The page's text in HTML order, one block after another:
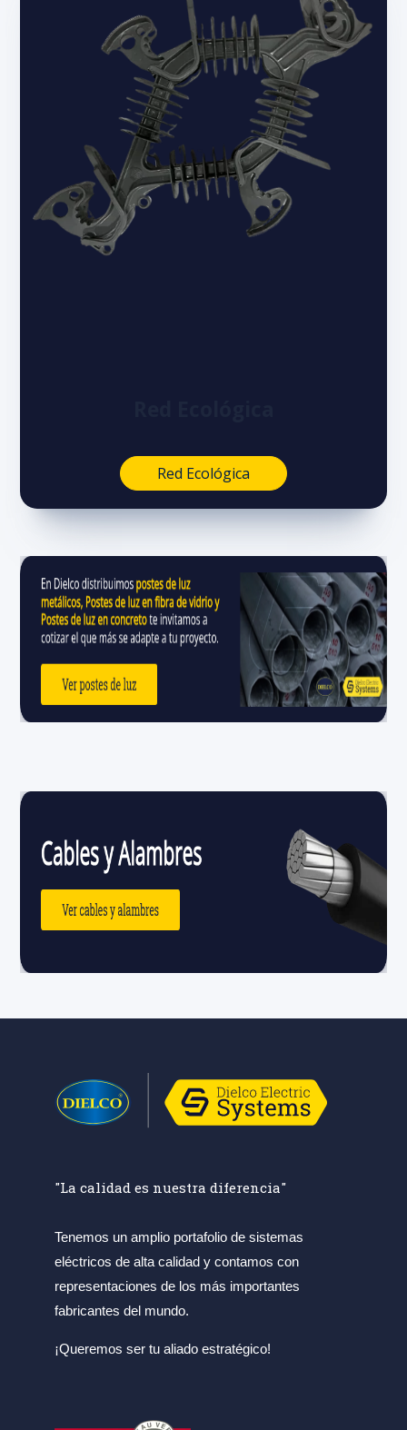
Red Ecológica
"La calidad es nuestra diferencia"
Tenemos un amplio portafolio de sistemas
eléctricos de alta calidad y contamos con
representaciones de los más importantes
fabricantes del mundo.
¡Queremos ser tu aliado estratégico!